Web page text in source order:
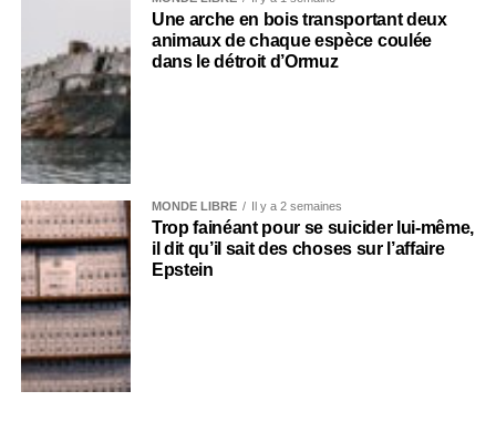
Une arche en bois transportant deux
animaux de chaque espèce coulée
dans le détroit d’Ormuz
MONDE LIBRE Il y a 2 semaines
Trop fainéant pour se suicider lui-même,
il dit qu’il sait des choses sur l’affaire
Epstein